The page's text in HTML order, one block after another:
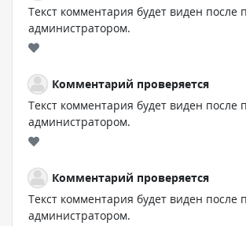
Текст комментария будет виден после
администратором.
Комментарий проверяется
Текст комментария будет виден после
администратором.
Комментарий проверяется
Текст комментария будет виден после
администратором.